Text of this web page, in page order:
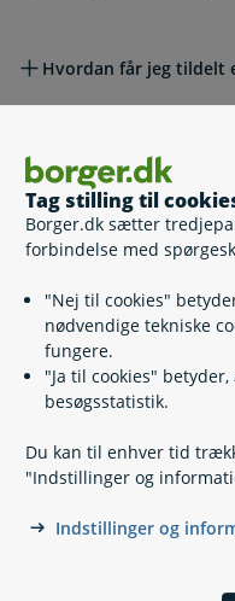
Tag stilling til
Borger.dk sætter
forbindelse med
"Nej til cookies"
nødvendige tekniske
fungere.
"Ja til cookies"
besøgsstatistik.
Du kan til enhver tid
"Indstillinger og
Indstillinger og
Hvordan får jeg tildelt
Betingelser for
Hvis du vil klage
Lovgivning
Skrevet af Styrelsen for